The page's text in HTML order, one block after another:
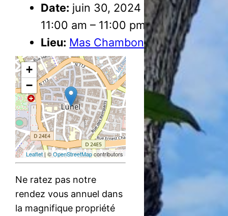
Date: juin 30, 2024
11:00 am – 11:00 pm
Lieu: Mas Chambon
+
−
Leaflet| ©OpenStreetMapcontributors
Ne ratez pas notre
rendez vous annuel dans
la magnifique propriété